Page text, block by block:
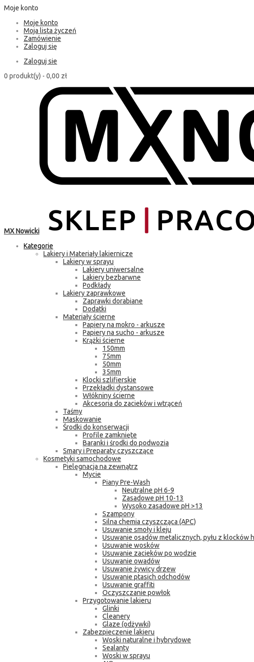
Moje konto
Moje konto
Moja lista życzeń
Zamówienie
Zaloguj się
Zaloguj sie
0 produkt(y) - 0,00 zł
MX Nowicki
Kategorie
Lakiery i Materiały lakiernicze
Lakiery w sprayu
Lakiery uniwersalne
Lakiery bezbarwne
Podkłady
Lakiery zaprawkowe
Zaprawki dorabiane
Dodatki
Materiały ścierne
Papiery na mokro - arkusze
Papiery na sucho - arkusze
Krążki ścierne
150mm
75mm
50mm
35mm
Klocki szlifierskie
Przekładki dystansowe
Włókniny ścierne
Akcesoria do zacieków i wtrąceń
Taśmy
Maskowanie
Środki do konserwacji
Profile zamknięte
Baranki i środki do podwozia
Smary i Preparaty czyszczące
Kosmetyki samochodowe
Pielęgnacja na zewnątrz
Mycie
Piany Pre-Wash
Neutralne pH 6-9
Zasadowe pH 10-13
Wysoko zasadowe pH >13
Szampony
Silna chemia czyszcząca (APC)
Usuwanie smoły i kleju
Usuwanie osadów metalicznych, pyłu z klocków
Usuwanie wosków
Usuwanie zacieków po wodzie
Usuwanie owadów
Usuwanie żywicy drzew
Usuwanie ptasich odchodów
Usuwanie graffiti
Oczyszczanie powłok
Przygotowanie lakieru
Glinki
Cleanery
Glaze (odżywki)
Zabezpieczenie lakieru
Woski naturalne i hybrydowe
Sealanty
Woski w sprayu